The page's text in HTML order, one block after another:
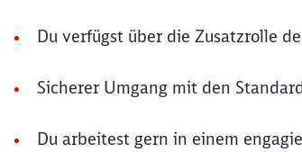
Du verfügst über die Zusatzrolle
Sicherer Umgang mit den
Du arbeitest gern in einem